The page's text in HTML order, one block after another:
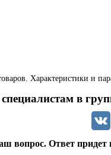
Характеристики и
в
вопрос. Ответ придет